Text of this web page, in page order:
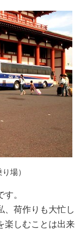
場）
す。
、荷作りも大忙し
楽しむことは出来